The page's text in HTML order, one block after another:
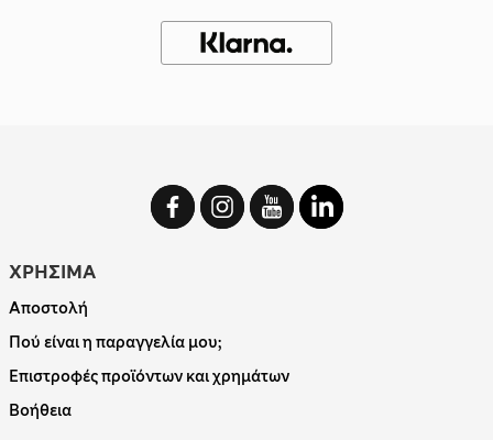
ΧΡΗΣΙΜΑ
Αποστολή
Πού είναι η παραγγελία μου;
Επιστροφές προϊόντων και χρημάτων
Βοήθεια